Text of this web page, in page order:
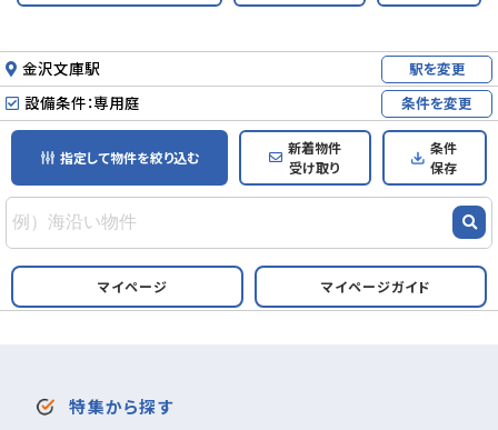
金沢文庫駅 駅を変更
設備条件：専用庭 条件を変更
指定して物件を絞り込む
新着物件
受け取り
条件
保存
マイページ マイページガイド
特集から探す